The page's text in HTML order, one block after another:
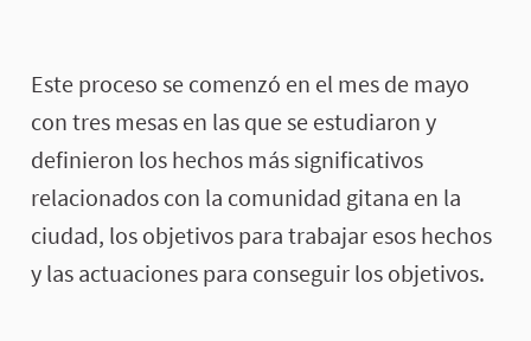
Este proceso se comenzó en el mes de mayo
con tres mesas en las que se estudiaron y
definieron los hechos más significativos
relacionados con la comunidad gitana en la
ciudad, los objetivos para trabajar esos hechos
y las actuaciones para conseguir los objetivos.